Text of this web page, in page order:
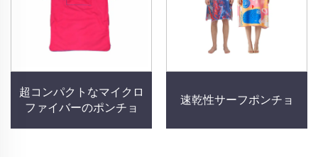
超コンパクトなマイクロ
ファイバーのポンチョ
速乾性サーフポンチョ